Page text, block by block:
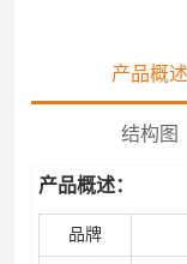
产品概述
结构图
产品概述：
品牌